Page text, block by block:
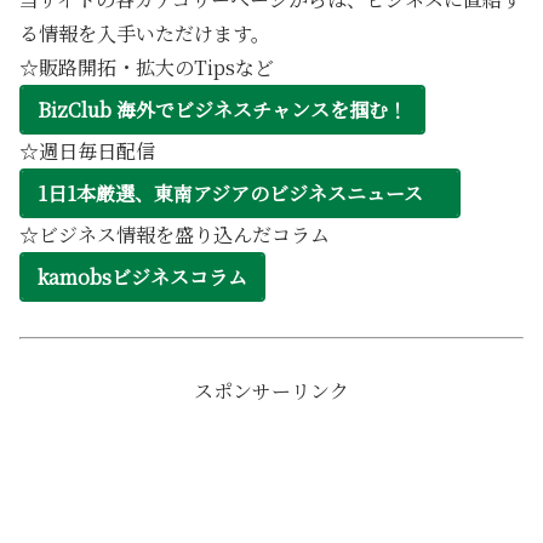
る情報を入手いただけます。
☆販路開拓・拡大のTipsなど
BizClub 海外でビジネスチャンスを掴む！
☆週日毎日配信
1日1本厳選、東南アジアのビジネスニュース
☆ビジネス情報を盛り込んだコラム
kamobsビジネスコラム
スポンサーリンク